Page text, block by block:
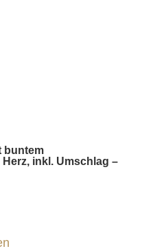
buntem
inkl. Umschlag –